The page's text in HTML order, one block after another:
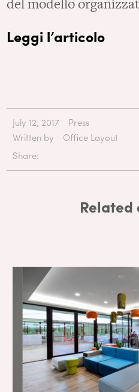
Leggi l’articolo
July 12, 2017
Press
Written by
Office Layout
Share: